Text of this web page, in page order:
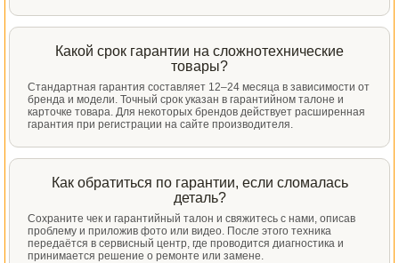
Какой срок гарантии на сложнотехнические
товары?
Стандартная гарантия составляет 12–24 месяца в зависимости от
бренда и модели. Точный срок указан в гарантийном талоне и
карточке товара. Для некоторых брендов действует расширенная
гарантия при регистрации на сайте производителя.
Как обратиться по гарантии, если сломалась
деталь?
Сохраните чек и гарантийный талон и свяжитесь с нами, описав
проблему и приложив фото или видео. После этого техника
передаётся в сервисный центр, где проводится диагностика и
принимается решение о ремонте или замене.